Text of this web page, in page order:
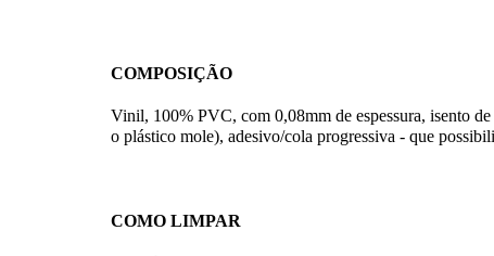
COMPOSIÇÃO
Vinil, 100% PVC, com 0,08mm de espessura, isento
o plástico mole), adesivo/cola progressiva - que
COMO LIMPAR